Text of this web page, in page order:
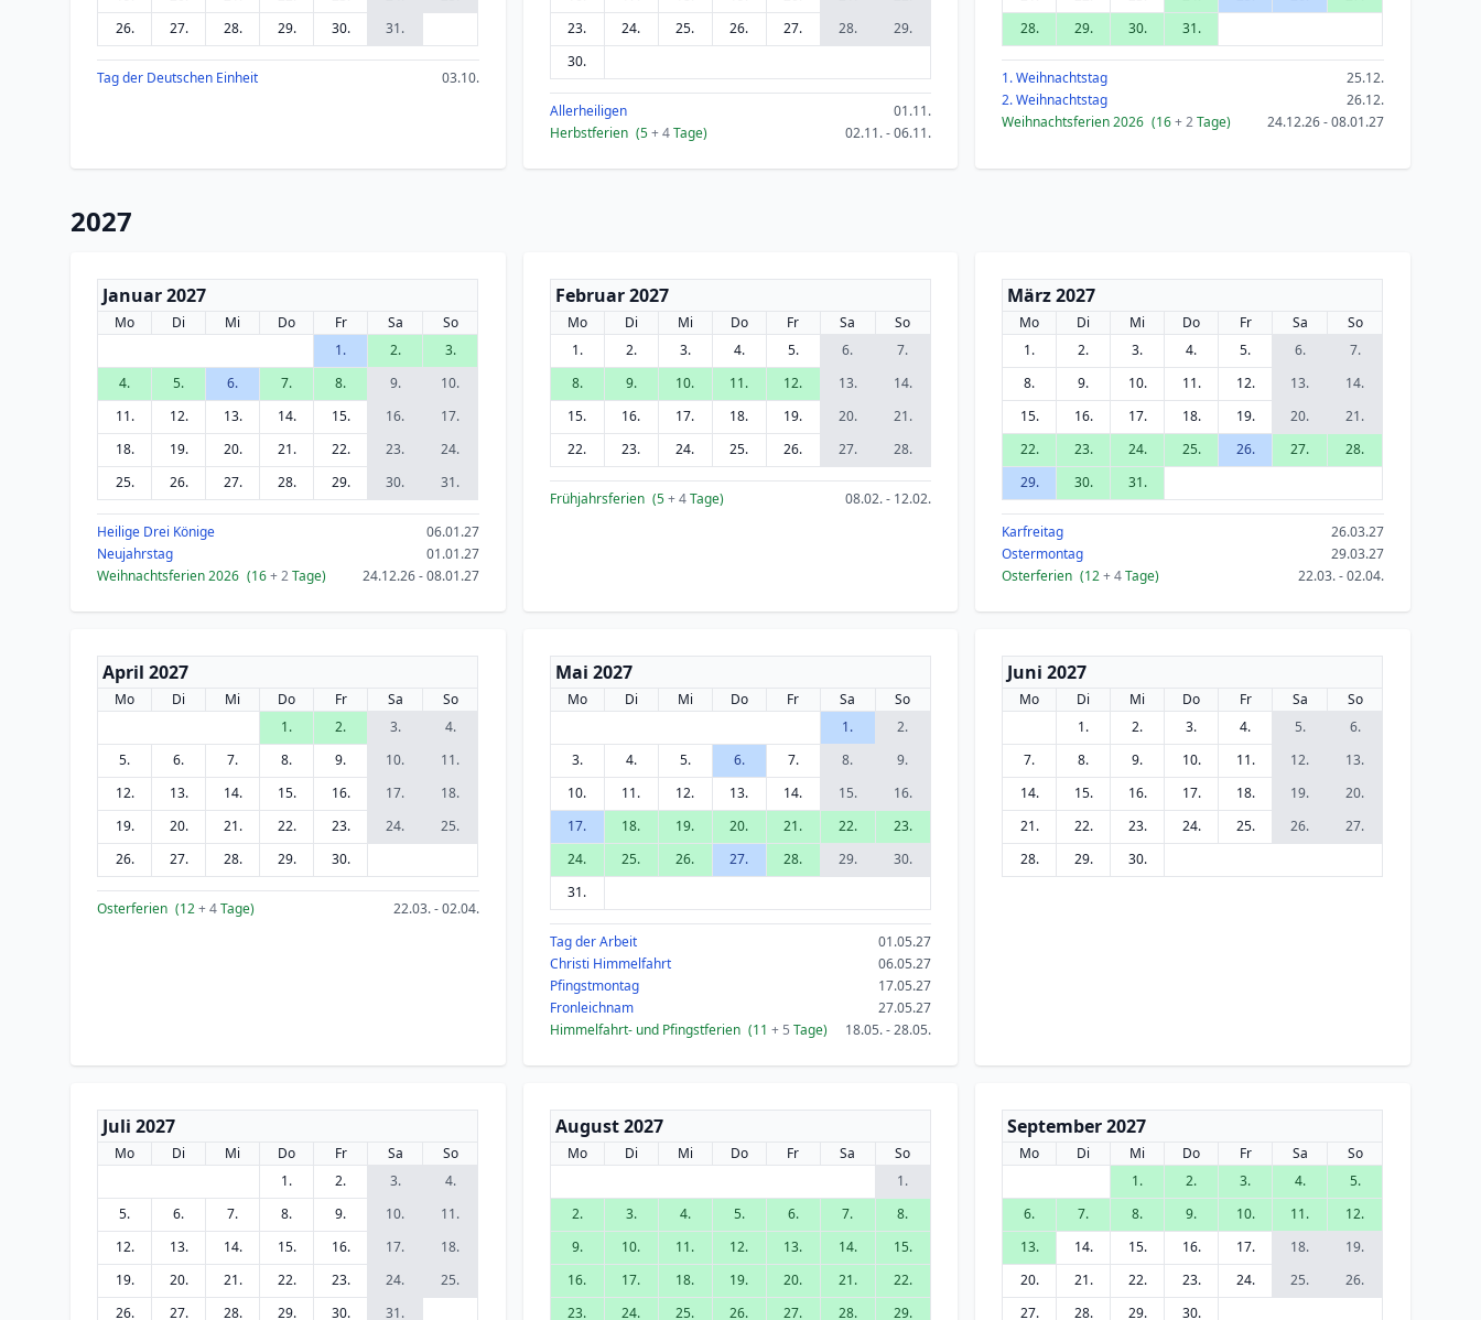
26.
27. 28. 29. 30. 31.
Tag der Deutschen Einheit 03.10.
23.
24. 25. 26. 27. 28.
29.
30.
Allerheiligen
01.11.
Herbstferien (5+ 4Tage) 02.11. - 06.11.
28.
29. 30. 31.
1. Weihnachtstag
25.12.
2. Weihnachtstag
26.12.
Weihnachtsferien 2026 (16+ 2Tage) 24.12.26 - 08.01.27
2027
Januar 2027
Mo Di Mi Do Fr Sa
So
1.
2.
3.
4.
5. 6. 7. 8. 9.
10.
11.
12. 13. 14. 15. 16.
17.
18.
19. 20. 21. 22. 23.
24.
25.
26. 27. 28. 29. 30. 31.
Heilige Drei Könige
06.01.27
Neujahrstag
01.01.27
Weihnachtsferien 2026 (16+ 2Tage) 24.12.26 - 08.01.27
Februar 2027
Mo Di Mi Do Fr Sa
So
1.
2. 3. 4. 5. 6.
7.
8.
9. 10. 11. 12. 13.
14.
15.
16. 17. 18. 19. 20.
21.
22.
23. 24. 25. 26. 27. 28.
Frühjahrsferien (5+ 4Tage) 08.02. - 12.02.
März 2027
Mo Di Mi Do Fr Sa
So
1.
2. 3. 4. 5. 6.
7.
8.
9. 10. 11. 12. 13.
14.
15.
16. 17. 18. 19. 20.
21.
22.
23. 24. 25. 26. 27.
28.
29.
30. 31.
Karfreitag
26.03.27
Ostermontag
29.03.27
Osterferien (12+ 4Tage) 22.03. - 02.04.
April 2027
Mo Di Mi Do Fr Sa
So
1.
2. 3.
4.
5.
6. 7. 8. 9. 10.
11.
12.
13. 14. 15. 16. 17.
18.
19.
20. 21. 22. 23. 24.
25.
26.
27. 28. 29. 30.
Osterferien (12+ 4Tage) 22.03. - 02.04.
Mai 2027
Mo Di Mi Do Fr Sa
So
1.
2.
3.
4. 5. 6. 7. 8.
9.
10.
11. 12. 13. 14. 15.
16.
17.
18. 19. 20. 21. 22.
23.
24.
25. 26. 27. 28. 29.
30.
31.
Tag der Arbeit
01.05.27
Christi Himmelfahrt
06.05.27
Pfingstmontag
17.05.27
Fronleichnam
27.05.27
Himmelfahrt- und Pfingstferien (11 + 5 Tage) 18.05. - 28.05.
Juni 2027
Mo Di Mi Do Fr Sa
So
1.
2. 3. 4. 5.
6.
7.
8. 9. 10. 11. 12.
13.
14.
15. 16. 17. 18. 19.
20.
21.
22. 23. 24. 25. 26.
27.
28.
29. 30.
Juli 2027
Mo Di Mi Do Fr Sa
So
1.
2. 3.
4.
5.
6. 7. 8. 9. 10.
11.
12.
13. 14. 15. 16. 17.
18.
19.
20. 21. 22. 23. 24.
25.
26.
27. 28. 29. 30. 31.
August 2027
Mo Di Mi Do Fr Sa
So
1.
2.
3. 4. 5. 6. 7.
8.
9.
10. 11. 12. 13. 14.
15.
16.
17. 18. 19. 20. 21.
22.
23.
24. 25. 26. 27. 28. 29.
September 2027
Mo Di Mi Do Fr Sa
So
1.
2. 3. 4.
5.
6.
7. 8. 9. 10. 11.
12.
13.
14. 15. 16. 17. 18.
19.
20.
21. 22. 23. 24. 25.
26.
27.
28. 29. 30.